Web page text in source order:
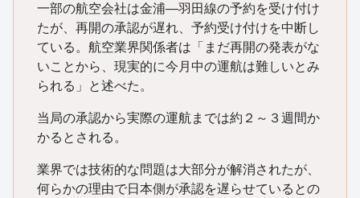
一部の航空会社は金浦―羽田線の予約を受け付け
たが、再開の承認が遅れ、予約受け付けを中断し
ている。航空業界関係者は「まだ再開の発表がな
いことから、現実的に今月中の運航は難しいとみ
られる」と述べた。
当局の承認から実際の運航までは約２～３週間か
かるとされる。
業界では技術的な問題は大部分が解消されたが、
何らかの理由で日本側が承認を遅らせているとの